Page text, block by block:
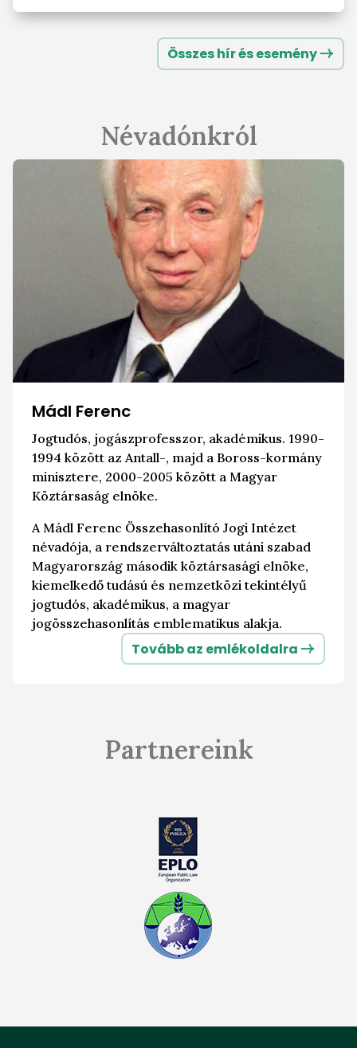
Összes hír és esemény
Névadónkról
Mádl Ferenc
Jogtudós, jogászprofesszor, akadémikus. 1990-
1994 között az Antall-, majd a Boross-kormány
minisztere, 2000-2005 között a Magyar
Köztársaság elnöke.
A Mádl Ferenc Összehasonlító Jogi Intézet
névadója, a rendszerváltoztatás utáni szabad
Magyarország második köztársasági elnöke,
kiemelkedő tudású és nemzetközi tekintélyű
jogtudós, akadémikus, a magyar
jogösszehasonlítás emblematikus alakja.
Tovább az emlékoldalra
Partnereink